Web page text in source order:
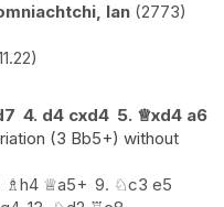
Ian 2773
4. d4 cxd4 5. ♕xd4 a6
(3 Bb5+) without
♗h4 ♕a5+ 9. ♘c3 e5